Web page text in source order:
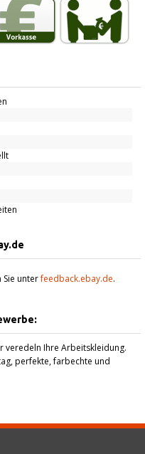
Sie unterfeedback.ebay.de.
veredeln Ihre Arbeitskleidung.
perfekte, farbechte und